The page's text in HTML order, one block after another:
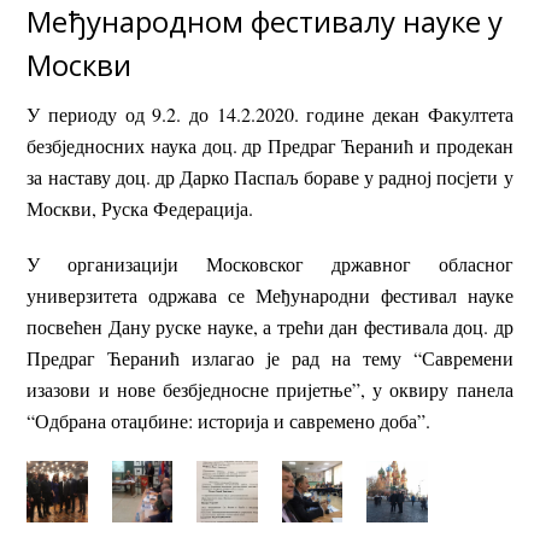
Међународном фестивалу науке у
Москви
У периоду од 9.2. до 14.2.2020. године декан Факултета
безбједносних наука доц. др Предраг Ћеранић и продекан
за наставу доц. др Дарко Паспаљ бораве у радној посјети у
Москви, Руска Федерација.
У организацији Московског државног обласног
универзитета одржава се Међународни фестивал науке
посвећен Дану руске науке, а трећи дан фестивала доц. др
Предраг Ћеранић излагао је рад на тему “Савремени
изазови и нове безбједносне пријетње”, у оквиру панела
“Одбрана отаџбине: историја и савремено доба”.